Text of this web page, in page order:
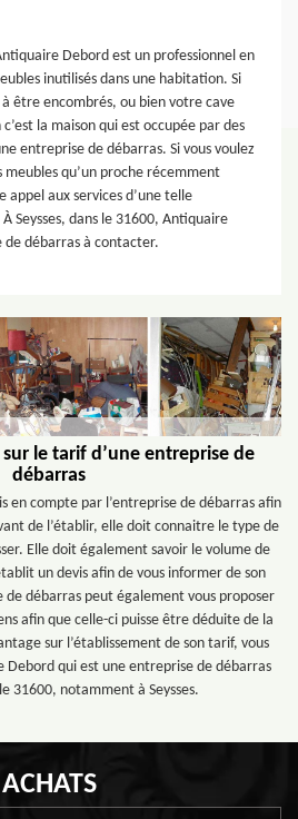
Debord est un professionnel en
inutilisés dans une habitation. Si
être encombrés, ou bien votre cave
la maison qui est occupée par des
entreprise de débarras. Si vous voulez
meubles qu’un proche récemment
appel aux services d’une telle
Seysses, dans le 31600, Antiquaire
débarras à contacter.
le tarif d’une entreprise de
débarras
en compte par l’entreprise de débarras afin
de l’établir, elle doit connaitre le type de
Elle doit également savoir le volume de
un devis afin de vous informer de son
de débarras peut également vous proposer
afin que celle-ci puisse être déduite de la
sur l’établissement de son tarif, vous
qui est une entreprise de débarras
31600, notamment à Seysses.
ACHATS